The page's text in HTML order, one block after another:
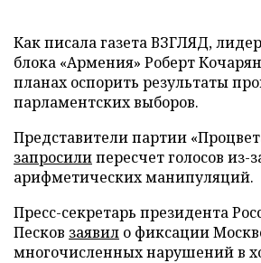
Как писала газета ВЗГЛЯД,
блока «Армения» Роберт Кочарян
планах оспорить результаты
парламентских выборов.
Представители партии
запросилипересчет голосов из-
арифметических манипуляций.
Пресс-секретарь президента
Песков заявил о фиксации
многочисленных нарушений в